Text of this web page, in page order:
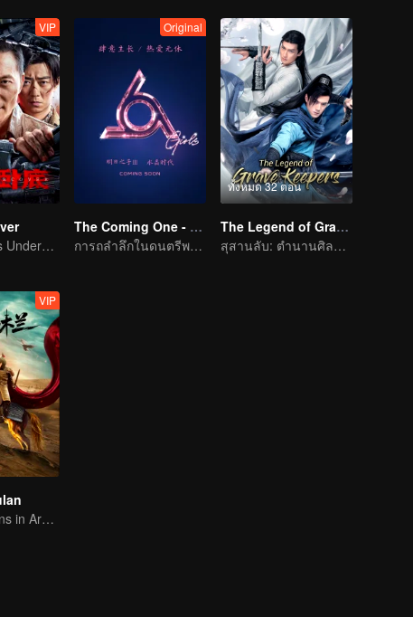
VIP
Collin Chou's Undercover War
Original
The Coming One - Girls
การถลำลึกในดนตรีพาเราเข้าไปยุคคริสตัล
ทั้งหมด 32 ตอน
The Legend of Grave Keepers
สุสานลับ: ตำนานศิลปะการต่อสู้
VIP
Mulan Returns in Armor and Wreaks Havoc